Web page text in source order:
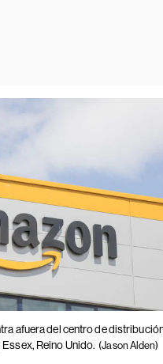
afuera del centro de
Reino Unido. (Jason Alden)